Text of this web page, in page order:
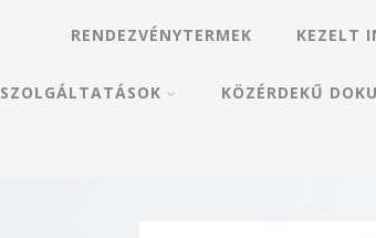
RENDEZVÉNYTERMEK KEZELT
SZOLGÁLTATÁSOK KÖZÉRDEKŰ